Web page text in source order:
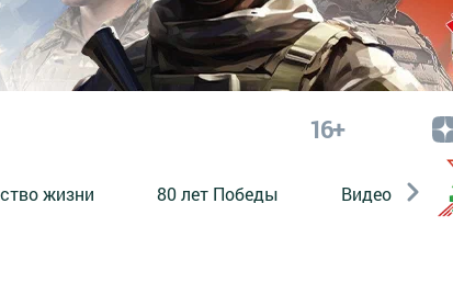
16+
жизни 80 лет Победы Видео